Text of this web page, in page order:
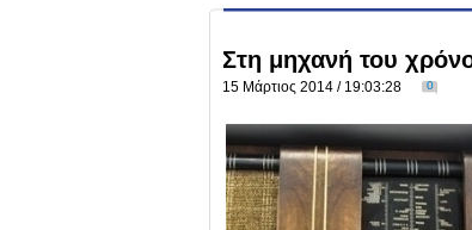
Στη μηχανή του
15 Μάρτιος 2014 / 19:03:28 0